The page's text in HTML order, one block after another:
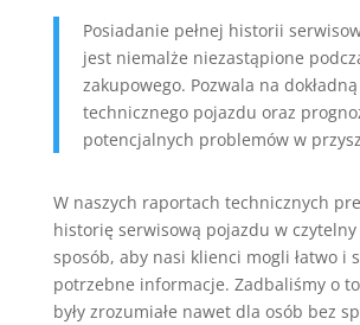
Posiadanie pełnej historii
jest niemalże niezastąpione
zakupowego. Pozwala na
technicznego pojazdu oraz
potencjalnych problemów w
W naszych raportach technicznych
historię serwisową pojazdu w
sposób, aby nasi klienci mogli łatwo i
potrzebne informacje. Zadbaliśmy o
były zrozumiałe nawet dla osób bez